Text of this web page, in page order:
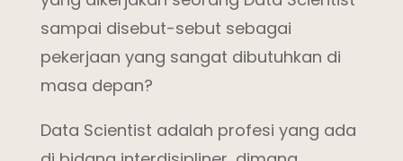
sampai disebut-sebut sebagai
pekerjaan yang sangat dibutuhkan di
masa depan?
Data Scientist adalah profesi yang ada